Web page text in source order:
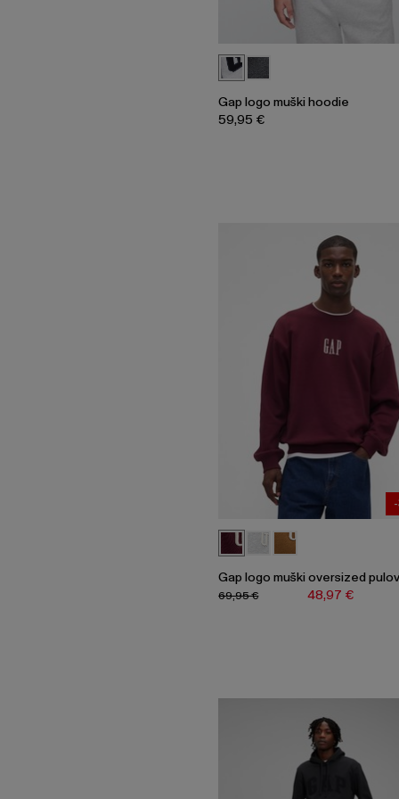
Gap logo muški hoodie
59,95 €
Gap logo muški oversized
48,97 €
69,95 €